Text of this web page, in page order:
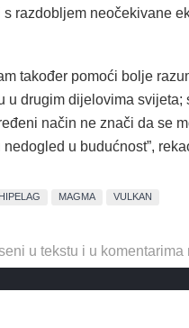
s razdobljem neočekivane
također pomoći bolje
u drugim dijelovima
način ne znači da se
nedogled u budućnost”,
MAGMA VULKAN
u tekstu i u